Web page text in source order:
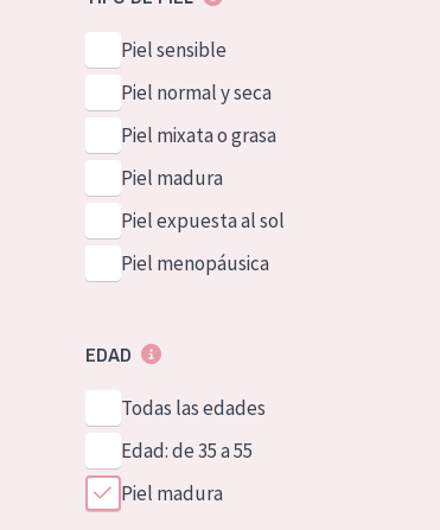
Piel sensible
Piel normal y seca
Piel mixata o grasa
Piel madura
Piel expuesta al sol
Piel menopáusica
EDAD
Todas las edades
Edad: de 35 a 55
Piel madura